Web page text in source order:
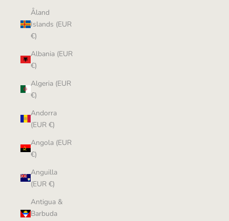
Åland
Islands (EUR
€)
Albania (EUR
€)
Algeria (EUR
€)
Andorra
(EUR €)
Angola (EUR
€)
Anguilla
(EUR €)
Antigua &
Barbuda